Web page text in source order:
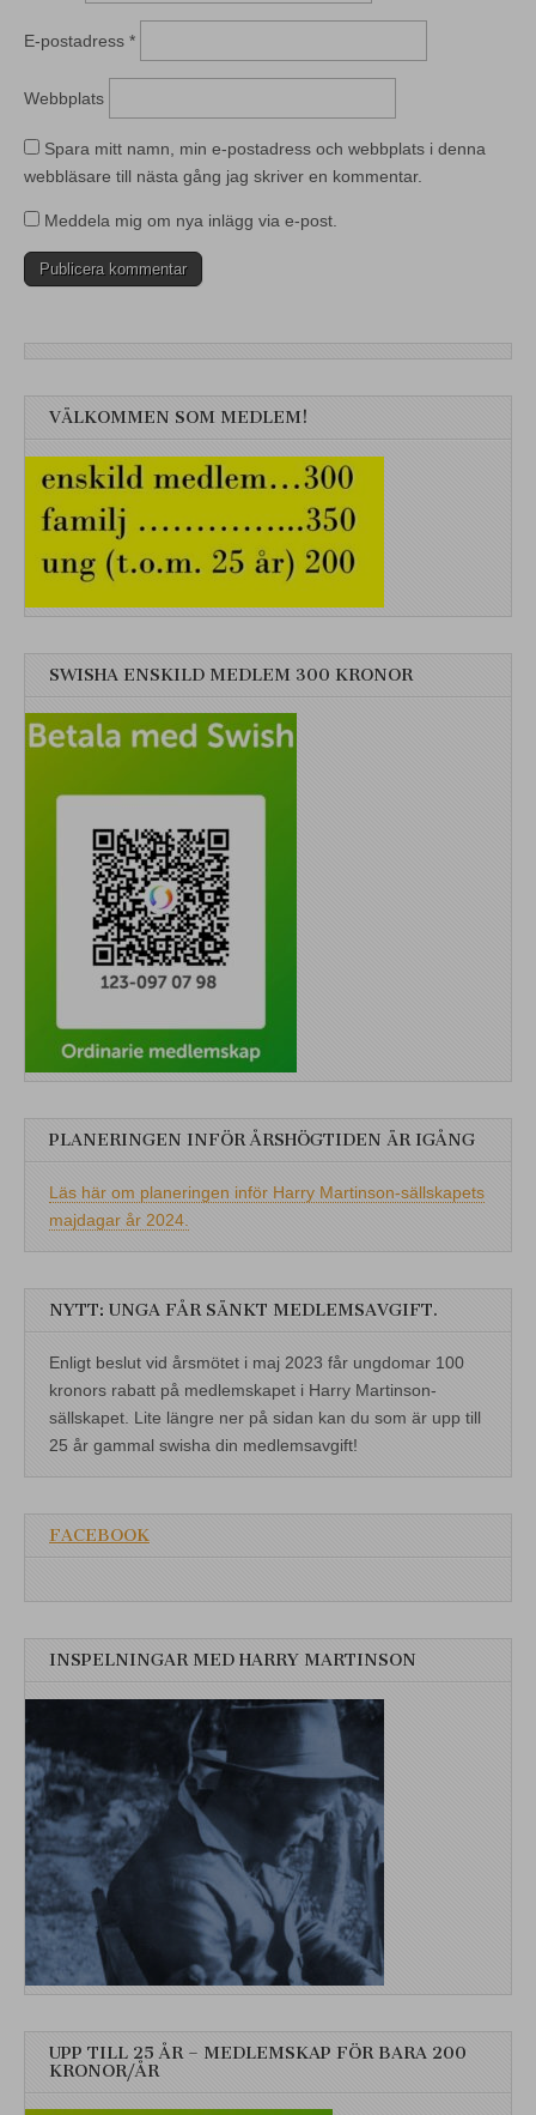
E-postadress *
Webbplats
Spara mitt namn, min e-postadress och webbplats i denna
webbläsare till nästa gång jag skriver en kommentar.
Meddela mig om nya inlägg via e-post.
VÄLKOMMEN SOM MEDLEM!
SWISHA ENSKILD MEDLEM 300 KRONOR
PLANERINGEN INFÖR ÅRSHÖGTIDEN ÄR IGÅNG
Läs här om planeringen inför Harry Martinson-sällskapets
majdagar år 2024.
NYTT: UNGA FÅR SÄNKT MEDLEMSAVGIFT.
Enligt beslut vid årsmötet i maj 2023 får ungdomar 100
kronors rabatt på medlemskapet i Harry Martinson-
sällskapet. Lite längre ner på sidan kan du som är upp till
25 år gammal swisha din medlemsavgift!
FACEBOOK
INSPELNINGAR MED HARRY MARTINSON
UPP TILL 25 ÅR – MEDLEMSKAP FÖR BARA 200
KRONOR/ÅR